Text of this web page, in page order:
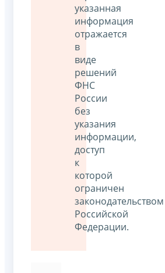
указанная
информация
отражается
в
виде
решений
ФНС
России
без
указания
информации,
доступ
к
которой
ограничен
законодательством
Российской
Федерации.